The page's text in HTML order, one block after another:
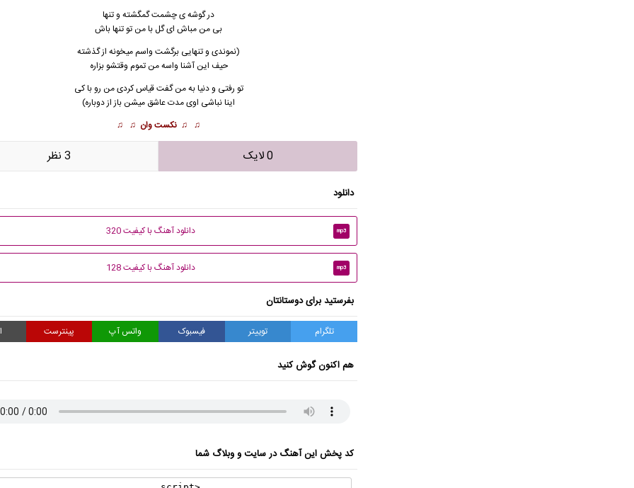
در گوشه ی چشمت گمگشته و تنها
بی من مباش ای گل با من تو تنها باش
(نموندی و تنهایی برگشت واسم میخونه از گذشته
حیف این آشنا واسه من تموم وقتشو بزاره
تو رفتی و دنیا به من گفت قیاس کردی من رو با کی
اینا نباشی اوی مدت عاشق میشن باز از دوباره)
♫ ♫ نکست وان ♫ ♫
0 لایک 3 نظر
دانلود
mp3 دانلود آهنگ با کیفیت 320
mp3 دانلود آهنگ با کیفیت 128
بفرستید برای دوستانتان
تلگرام توییتر فیسبوک واتس آپ پینترست
هم اکنون گوش کنید
کد پخش این آهنگ در سایت و وبلاگ شما